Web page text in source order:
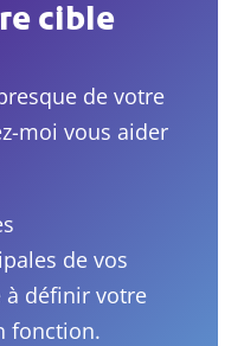
cible
de votre
moi vous aider
de vos
à définir votre
fonction.